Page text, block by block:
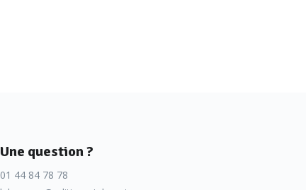
Une question ?
01 44 84 78 78